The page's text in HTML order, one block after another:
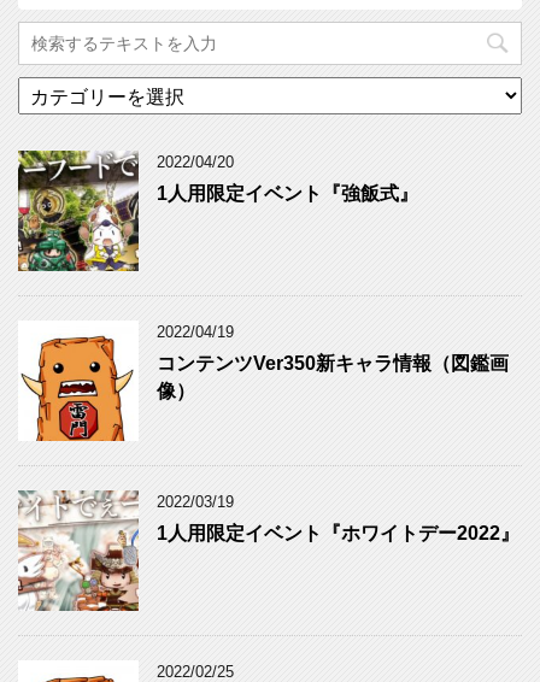
テ
リ
ー
2022/04/20
1人用限定イベント『強飯式』
2022/04/19
コンテンツVer350新キャラ情報（図鑑画
像）
2022/03/19
1人用限定イベント『ホワイトデー2022』
2022/02/25